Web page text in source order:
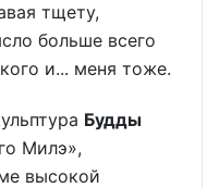
тщету,
больше всего
и... меня тоже.
Будды
Милэ»,
высокой